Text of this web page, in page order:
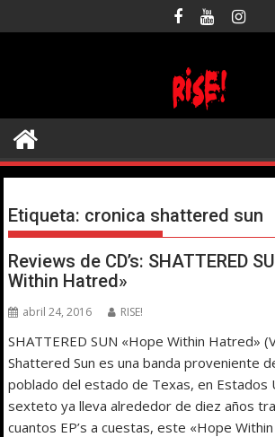
al
Etiqueta: cronica shattered sun
Reviews de CD’s: SHATTERED
Within Hatred»
abril 24, 2016 RISE!
SHATTERED SUN «Hope Within Hatred»
Shattered Sun es una banda proveniente
poblado del estado de Texas, en Estados
sexteto ya lleva alrededor de diez años
cuantos EP’s a cuestas, este «Hope